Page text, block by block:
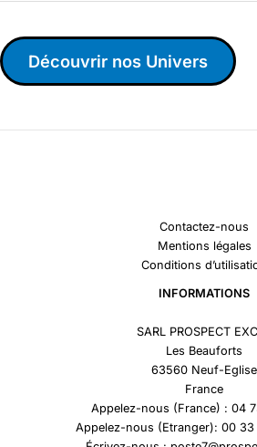
Découvrir nos Univers
Contactez-nous
Mentions légales
Conditions
INFORMATIONS
SARL PROSPECT
Les Beauforts
63560 Neuf-Eglise
France
Appelez-nous (France) : 04
Appelez-nous (Etranger): 00